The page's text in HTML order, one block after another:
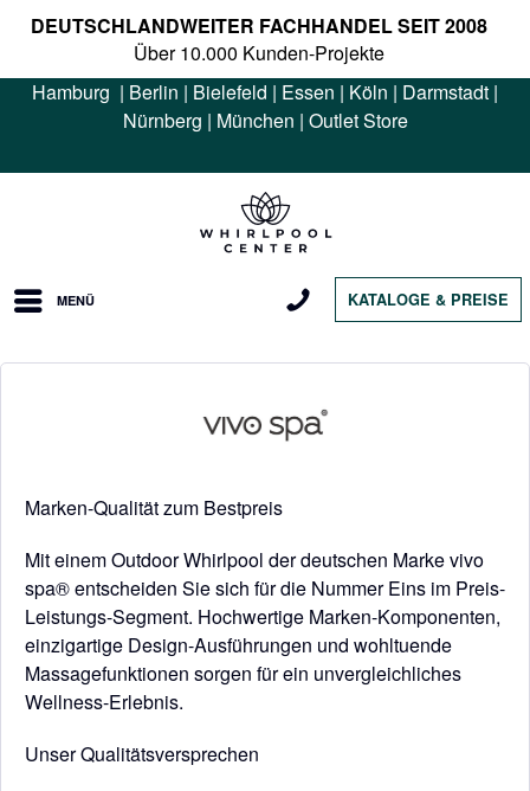
DEUTSCHLANDWEITER FACHHANDEL SEIT 2008
Über 10.000 Kunden-Projekte
Hamburg | Berlin | Bielefeld | Essen | Köln | Darmstadt |
Nürnberg | München | Outlet Store
MENÜ KATALOGE & PREISE
Marken-Qualität zum Bestpreis
Mit einem Outdoor Whirlpool der deutschen Marke vivo
spa® entscheiden Sie sich für die Nummer Eins im Preis-
Leistungs-Seg­ment. Hochwertige Marken-Komponenten,
einzigartige Design-Ausführungen und wohltuende
Massage­funktionen sorgen für ein unvergleichliches
Wellness-Erlebnis.
Unser Qualitätsversprechen